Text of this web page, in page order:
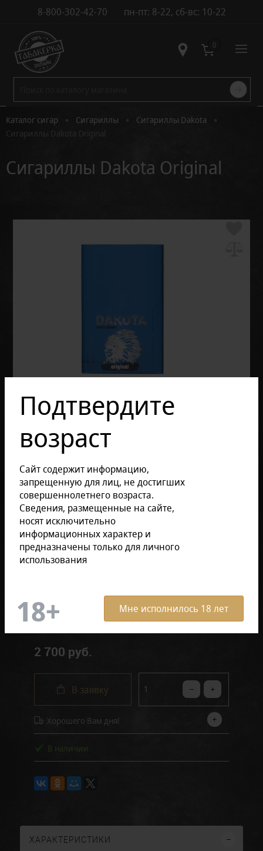
8-800-302-42-70 пн-пт: 8-22, сб-вс: 10-22
Контакты 0
Каталог сигар Сигариллы Сигариллы Dakota
Сигариллы Dakota Original
Сигариллы Dakota Original
Подтвердите
возраст
Сайт содержит информацию,
запрещенную для лиц, не достигших
совершеннолетнего возраста.
Сведения, размещенные на сайте,
носят исключительно
информационных характер и
предназначены только для личного
использования
Мне исполнилось 18 лет
Отзывов: 0
Размер продукции:
в блоке (10 штук) в пачке (20 штук)
2 700 руб.
В заявку
Хорошего Вам дня!
В наличии
ХАРАКТЕРИСТИКИ